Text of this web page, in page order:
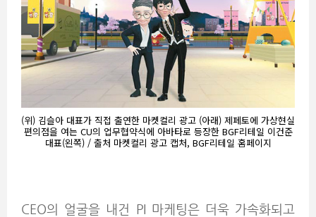
(위) 김슬아 대표가 직접 출연한 마켓컬리 광고 (아래) 제페토에 가상현실
편의점을 여는 CU의 업무협약식에 아바타로 등장한 BGF리테일 이건준
대표(왼쪽) / 출처 마켓컬리 광고 캡처, BGF리테일 홈페이지
CEO의 얼굴을 내건 PI 마케팅은 더욱 가속화되고